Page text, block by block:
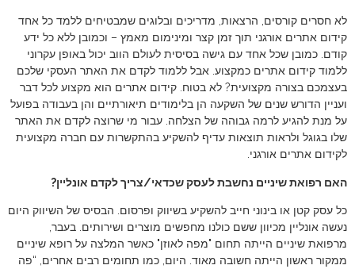
לא חסרים קורסים, הרצאות, מדריכים ובלוגים שמבטיחים ללמד כל אחד
קידום אתרים אורגני תוך זמן קצר ומינימום מאמץ – וכמובן ללא כל ידע
קודם. כמובן שכל אחד עם גישה בסיסית לעולם הווב יכול באופן עקרוני
ללמוד קידום אתרים כמקצוע. אבל ללמוד לקדם את האתר העסקי שלכם
בעצמכם בצורה מקצועית? לא בטוח. קידום אתרים הוא מקצוע לכל דבר
ועניין הדורש שנים של השקעה הן בלימודים תיאורתיים והן בעבודה בפועל
על מנת להגיע לרמה גבוהה של הצלחה. עבור מי שרוצה לקדם את האתר
שלו בגוגל ולראות תוצאות עדיף להשקיע בהתקשרות עם חברה מקצועית
לקידום אתרים אורגני.
האם רפואת שיניים נחשבת לעסק שכדאי/צריך לקדם אונליין?
כל עסק קטן או בינוני חייב להשקיע בשיווק ופרסום. הבסיס של השיווק היום
נעשה אונליין מכיוון ששם כולנו מחפשים מוצרים ושירותים. בעבר,
מרפואת שיניים הייתה תחום "מפה לאוזן" כאשר המלצה על רופא שיניים
ממקור ראשון הייתה חשובה מאוד. היום, כמו תחומים רבים אחרים, “פה